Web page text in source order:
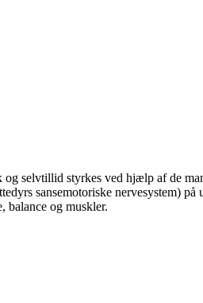
selvtillid styrkes ved hjælp af de
sansemotoriske nervesystem) på
balance og muskler.